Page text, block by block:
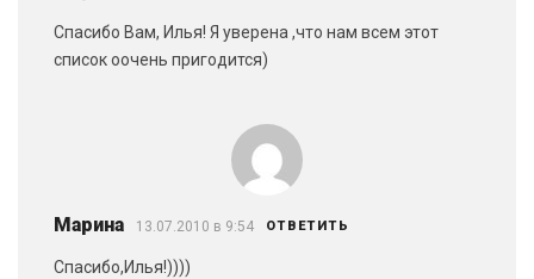
Спасибо Вам, Илья! Я уверена ,что нам всем этот
список оочень пригодится)
Марина 13.07.2010 в 9:54 ОТВЕТИТЬ
Спасибо,Илья!))))